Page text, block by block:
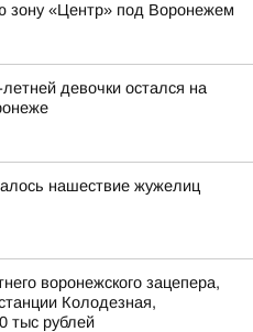
зону «Центр» под Воронежем
девочки остался на
нашествие жужелиц
воронежского зацепера,
Колодезная,
тыс рублей